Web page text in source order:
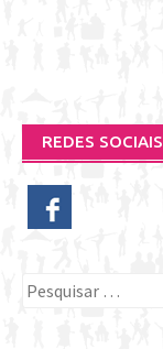
REDES SOCIAIS
Pesquisar